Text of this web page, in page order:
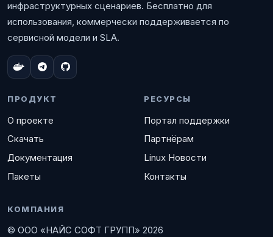
инфраструктурных сценариев. Бесплатно для
использования, коммерчески поддерживается по
сервисной модели и SLA.
ПРОДУКТ
О проекте
Скачать
Документация
Пакеты
РЕСУРСЫ
Портал поддержки
Партнёрам
Linux Новости
Контакты
КОМПАНИЯ
© ООО «НАЙС СОФТ ГРУПП» 2026